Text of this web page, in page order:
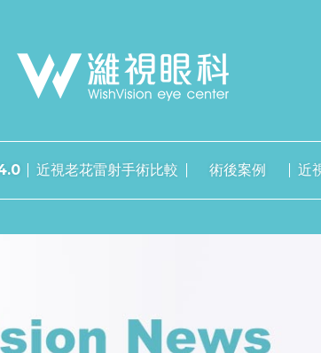
近視老花雷射手術比較 術後案例 近